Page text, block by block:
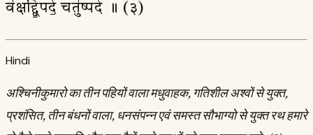
व॑क्षद्द्वि॒पदे॒ चतु॑ष्पदे ॥ (३)
Hindi
अश्चिनीकुमारो का तीन पहियों वाला मधुवाहक, गतिशील अश्वों से युक्त,
प्रशंसित, तीन बंधनों वाला, धनसंपन्न एवं समस्त सौभाग्यो से युक्त रथ हमारे